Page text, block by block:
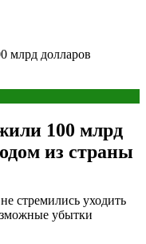
долларов
100 млрд
из страны
стремились уходить
убытки